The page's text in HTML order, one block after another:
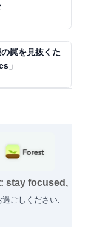
罠を見抜くた
」
stay focused,
ごしください.